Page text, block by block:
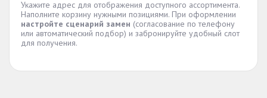
Укажите адрес для отображения доступного ассортимента.
Наполните корзину нужными позициями. При оформлении
настройте сценарий замен (согласование по телефону
или автоматический подбор) и забронируйте удобный слот
для получения.